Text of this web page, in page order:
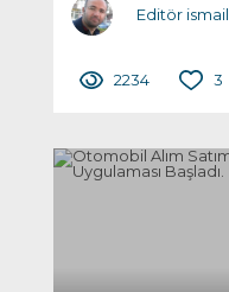
Editör ismail
2234 3